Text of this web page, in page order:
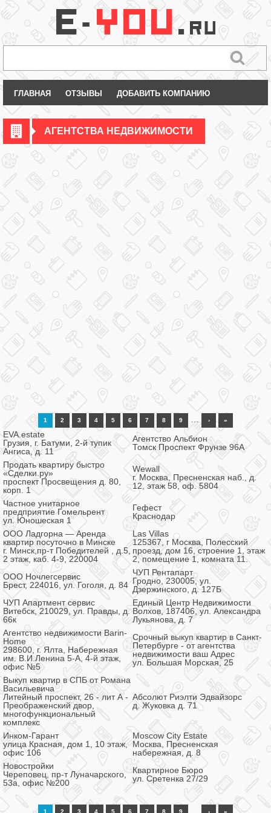
ГЛАВНАЯ ОТЗЫВЫ ДОБАВИТЬ КОМПАНИЮ
АГЕНТСТВА НЕДВИЖИМОСТИ
1 2 3 4 5 6 7 8 9 … › »
EVA.estate
Грузия, г. Батуми, 2-й тупик
Ангиса, д. 11
Агентство Альбион
Томск Проспект Фрунзе 96А
Продать квартиру быстро
«Сделки.ру»
проспект Просвещения д. 80,
корп. 1
Wewall
г. Москва, Пресненская наб., д.
12, этаж 58, оф. 5804
Частное унитарное
предприятие Гомельрент
ул. Юношеская 1
Гефест
Краснодар
ООО Ладгорна — Аренда
квартир посуточно в Минске
г. Минск,пр-т Победителей , д.5,
2 этаж, каб. 4-9, 220004
Las Villas
125367, г Москва, Полесский
проезд, дом 16, строение 1, этаж
2, помещение 1, комната 11.
ООО Ночлегсервис
Брест, 224016, ул. Гоголя, д. 84
ЧУП Рентапарт
Гродно, 230005, ул.
Дзержинского, д. 127Б
ЧУП Апартмент сервис
Витебск, 210029, ул. Правды, д.
66к
Единый Центр Недвижимости
Волхов, 187406, ул. Александра
Лукьянова, д. 7
Агентство недвижимости Barin-
Home
298600, г. Ялта, Набережная
им. В.И.Ленина 5-А, 4-й этаж,
офис №5
Срочный выкуп квартир в Санкт-
Петербурге - от агентства
недвижимости ваш Адрес
ул. Большая Морская, 25
Выкуп квартир в СПБ от Романа
Васильевича
Литейный проспект, 26 - лит А​ -
Преображенский двор,
многофункциональный
комплекс
Абсолют Риэлти Эдвайзорс
д. Жуковка д. 71
Инком-Гарант
улица Красная, дом 1, 10 этаж,
офис 106
Moscow City Estate
Москва, Пресненская
набережная, д. 8
Новостройки
Череповец, пр-т Луначарского,
53а, офис №200
Квартирное Бюро
ул. Сретенка 27/29
1 2 3 4 5 6 7 8 9 › »